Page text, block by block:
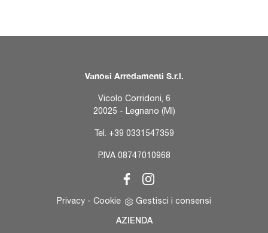
Vanosi Arredamenti S.r.l.
Vicolo Corridoni, 6
20025 - Legnano (MI)
Tel. +39 0331547359
P.IVA 08747010968
Privacy - Cookie Gestisci i consensi
AZIENDA